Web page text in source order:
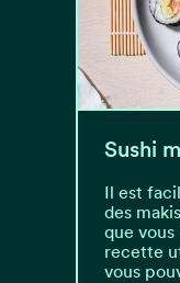
Sushi
Il est
des
que
recette
vous